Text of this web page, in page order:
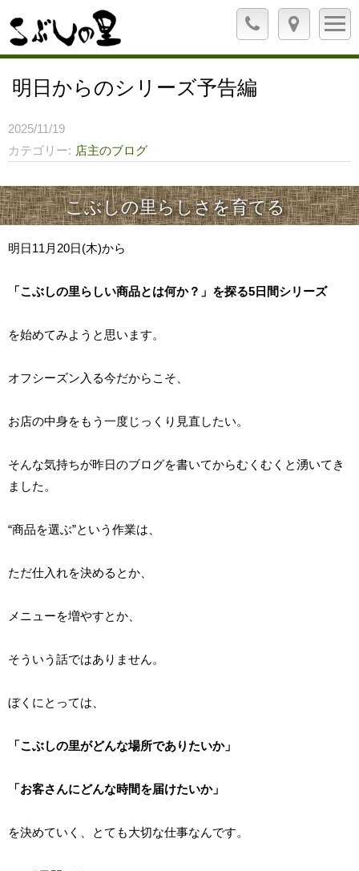
明日からのシリーズ予告編
2025/11/19
カテゴリー
店主のブログ
こぶしの里らしさを育てる
明日11月20日(木)から
「こぶしの里らしい商品とは何か？」を探る5日間シリーズ
を始めてみようと思います。
オフシーズン入る今だからこそ、
お店の中身をもう一度じっくり見直したい。
そんな気持ちが昨日のブログを書いてからむくむくと湧いてき
ました。
“商品を選ぶ”という作業は、
ただ仕入れを決めるとか、
メニューを増やすとか、
そういう話ではありません。
ぼくにとっては、
「こぶしの里がどんな場所でありたいか」
「お客さんにどんな時間を届けたいか」
を決めていく、とても大切な仕事なんです。